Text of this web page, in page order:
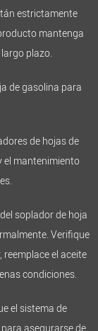
estrictamente
mantenga
plazo.
de gasolina para
de hojas de
el mantenimiento
soplador de hoja
Verifique
reemplace el aceite
condiciones.
el sistema de
asegurarse de